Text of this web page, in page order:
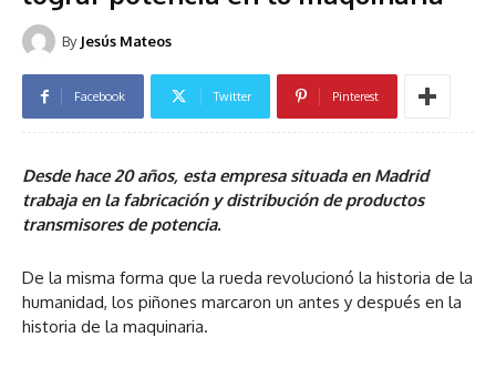
By Jesús Mateos
Facebook Twitter Pinterest
Desde hace 20 años, esta empresa situada en Madrid
trabaja en la fabricación y distribución de productos
transmisores de potencia.
De la misma forma que la rueda revolucionó la historia de la
humanidad, los piñones marcaron un antes y después en la
historia de la maquinaria.